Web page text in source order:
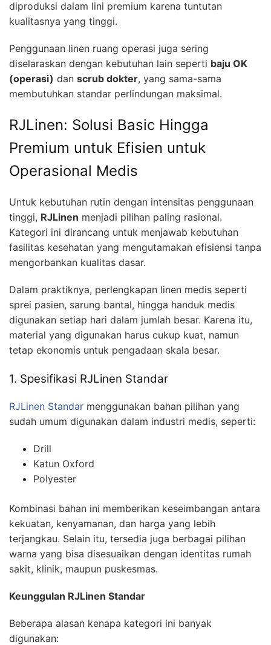
diproduksi dalam lini premium karena tuntutan
kualitasnya yang tinggi.
Penggunaan linen ruang operasi juga sering
diselaraskan dengan kebutuhan lain seperti baju OK
(operasi) dan scrub dokter, yang sama-sama
membutuhkan standar perlindungan maksimal.
RJLinen: Solusi Basic Hingga
Premium untuk Efisien untuk
Operasional Medis
Untuk kebutuhan rutin dengan intensitas penggunaan
tinggi, RJLinen menjadi pilihan paling rasional.
Kategori ini dirancang untuk menjawab kebutuhan
fasilitas kesehatan yang mengutamakan efisiensi tanpa
mengorbankan kualitas dasar.
Dalam praktiknya, perlengkapan linen medis seperti
sprei pasien, sarung bantal, hingga handuk medis
digunakan setiap hari dalam jumlah besar. Karena itu,
material yang digunakan harus cukup kuat, namun
tetap ekonomis untuk pengadaan skala besar.
1. Spesifikasi RJLinen Standar
RJLinen Standar menggunakan bahan pilihan yang
sudah umum digunakan dalam industri medis, seperti:
Drill
Katun Oxford
Polyester
Kombinasi bahan ini memberikan keseimbangan antara
kekuatan, kenyamanan, dan harga yang lebih
terjangkau. Selain itu, tersedia juga berbagai pilihan
warna yang bisa disesuaikan dengan identitas rumah
sakit, klinik, maupun puskesmas.
Keunggulan RJLinen Standar
Beberapa alasan kenapa kategori ini banyak
digunakan: